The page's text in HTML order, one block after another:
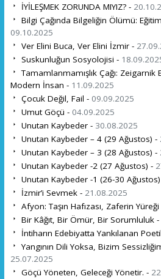
İYİLEŞMEK ZORUNDA MIYIZ? -
Bilgi Çağında Bilgeliğin Ölümü:
09.10.2025
Ver Elini Buca, Ver Elini İzmir -
Suskunluğun Sosyolojisi -
Tamamlanmamışlık Çağı:
Modern İnsan - 11.09.2025
Çocuk Değil, Fail - 09.09.2025
Umut Göçü - 04.09.2025
Unutan Kaybeder - 30.08.2025
Unutan Kaybeder – 4 (29 Ağustos) -
Unutan Kaybeder – 3 (28 Ağustos) -
Unutan Kaybeder -2 (27 Ağustos) -
Unutan Kaybeder -1 (26-30
İzmir’i Sevmek - 21.08.2025
Afyon: Taşın Hafızası, Zaferin Yüreği
Bir Kâğıt, Bir Ömür, Bir Sorumluluk -
İntiharın Edebiyatta Yankılanan
Yangının Dili Yoksa, Bizim
25.07.2025
Göçü Yöneten, Geleceği Yönetir. -